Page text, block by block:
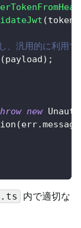
(token
汎用的に利用で
(payload) ;
new
(err.message
内で適切な